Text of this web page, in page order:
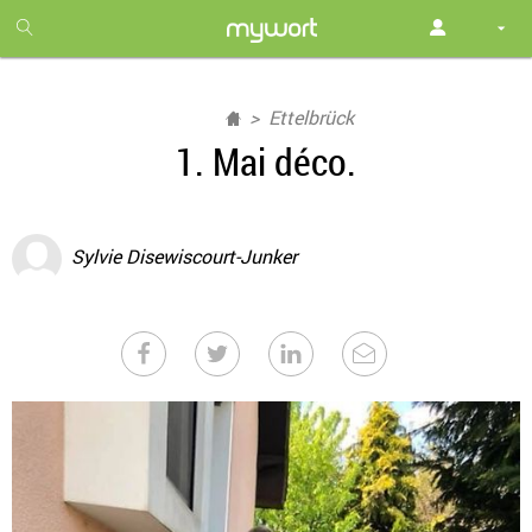
month
free
Ettelbrück
1. Mai déco.
Sylvie Disewiscourt-Junker